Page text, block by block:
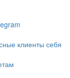
клиенты себя